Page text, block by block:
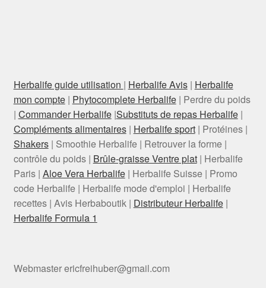
Herbalife guide utilisation | Herbalife Avis| Herbalife
mon compte| Phytocomplete Herbalife| Perdre du poids
| Commander Herbalife|Substituts de repas Herbalife|
Compléments alimentaires| Herbalife sport| Protéines |
Shakers| Smoothie Herbalife | Retrouver la forme |
contrôle du poids | Brûle-graisse Ventre plat| Herbalife
Paris | Aloe Vera Herbalife| Herbalife Suisse | Promo
code Herbalife | Herbalife mode d'emploi | Herbalife
recettes | Avis Herbaboutik | Distributeur Herbalife|
Herbalife Formula 1
Webmaster ericfreihuber@gmail.com